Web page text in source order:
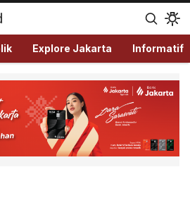
Ada Disini!
Explore Jakarta Informatif